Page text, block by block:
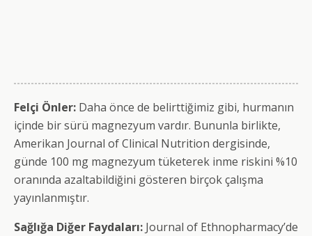
Felçi Önler: Daha önce de belirttiğimiz gibi, hurmanın
içinde bir sürü magnezyum vardır. Bununla birlikte,
Amerikan Journal of Clinical Nutrition dergisinde,
günde 100 mg magnezyum tüketerek inme riskini %10
oranında azaltabildiğini gösteren birçok çalışma
yayınlanmıştır.
Sağlığa Diğer Faydaları: Journal of Ethnopharmacy’de